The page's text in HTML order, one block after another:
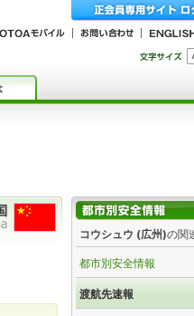
コウシュウ (広州)の関
都市別安全情報
渡航先速報